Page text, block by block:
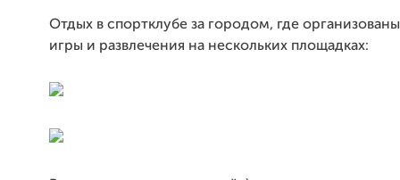
Отдых в спортклубе за городом, где
игры и развлечения на нескольких площадках: